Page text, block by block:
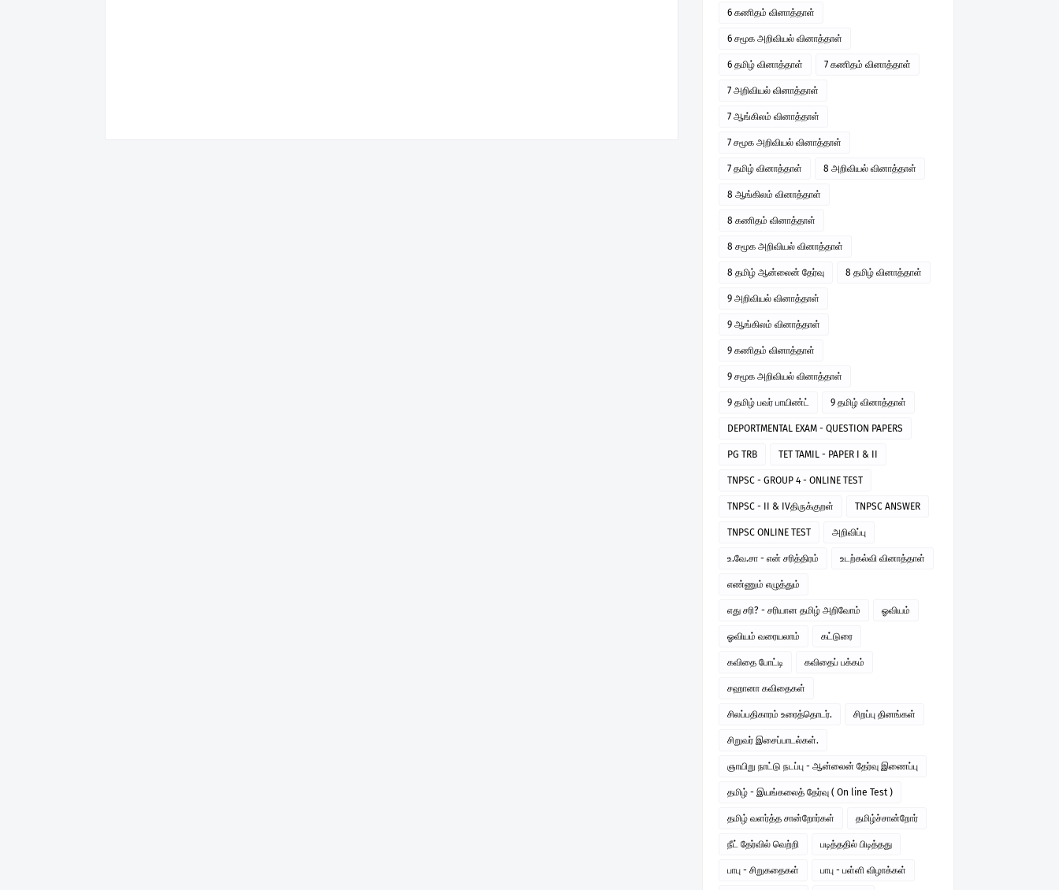
6 கணிதம் வினாத்தாள்
6 சமூக அறிவியல் வினாத்தாள்
6 தமிழ் வினாத்தாள் 7 கணிதம் வினாத்தாள்
7 அறிவியல் வினாத்தாள்
7 ஆங்கிலம் வினாத்தாள்
7 சமூக அறிவியல் வினாத்தாள்
7 தமிழ் வினாத்தாள் 8 அறிவியல் வினாத்தாள்
8 ஆங்கிலம் வினாத்தாள்
8 கணிதம் வினாத்தாள்
8 சமூக அறிவியல் வினாத்தாள்
8 தமிழ் ஆன்லைன் தேர்வு 8 தமிழ் வினாத்தாள்
9 அறிவியல் வினாத்தாள்
9 ஆங்கிலம் வினாத்தாள்
9 கணிதம் வினாத்தாள்
9 சமூக அறிவியல் வினாத்தாள்
9 தமிழ் பவர் பாயிண்ட் 9 தமிழ் வினாத்தாள்
DEPORTMENTAL EXAM - QUESTION PAPERS
PG TRB TET TAMIL - PAPER I & II
TNPSC - GROUP 4 - ONLINE TEST
TNPSC - II & IVதிருக்குறள் TNPSC ANSWER
TNPSC ONLINE TEST அறிவிப்பு
உ.வே.சா - என் சரித்திரம் உடற்கல்வி வினாத்தாள்
எண்ணும் எழுத்தும்
எது சரி? - சரியான தமிழ் அறிவோம் ஓவியம்
ஓவியம் வரையலாம் கட்டுரை
கவிதை போட்டி கவிதைப் பக்கம்
சஹானா கவிதைகள்
சிலப்பதிகாரம் உரைத்தொடர். சிறப்பு தினங்கள்
சிறுவர் இசைப்பாடல்கள்.
ஞாயிறு நாட்டு நடப்பு - ஆன்லைன் தேர்வு இணைப்பு
தமிழ் - இயங்கலைத் தேர்வு ( On line Test )
தமிழ் வளர்த்த சான்றோர்கள் தமிழ்ச்சான்றோர்
நீட் தேர்வில் வெற்றி படித்ததில் பிடித்தது
பாபு - சிறுகதைகள் பாபு - பள்ளி விழாக்கள்